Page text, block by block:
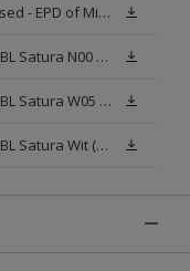
Sikkens Interior Laquers Waterbased - EPD of Milieuproductverklaring
Veiligheidsinformatieblad Rubbol BL Satura N00 (MSDS)
Veiligheidsinformatieblad Rubbol BL Satura W05 (MSDS)
Veiligheidsinformatieblad Rubbol BL Satura Wit (MSDS)